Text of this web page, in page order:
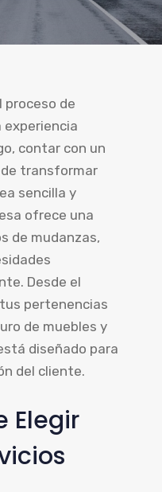
proceso de
experiencia
contar con un
transformar
sencilla y
ofrece una
de mudanzas,
Desde el
pertenencias
de muebles y
diseñado para
del cliente.
Elegir